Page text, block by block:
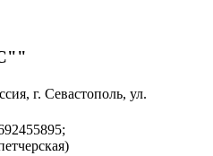
г. Севастополь, ул.